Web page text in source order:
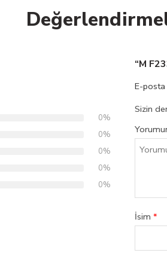
0%
0%
0%
0%
0%
“M
E-posta
Sizin
İsim *